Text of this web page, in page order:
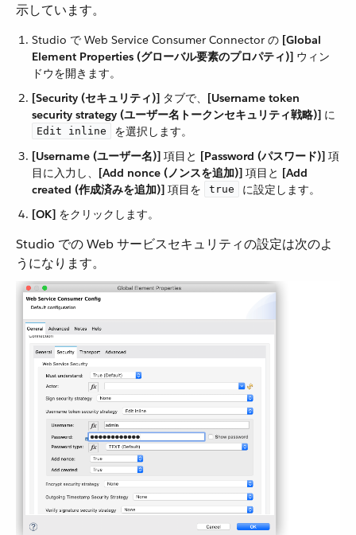
示しています。
Studio で Web Service Consumer Connector の ​ [Global
Element Properties (グローバル要素のプロパティ)] ​ ウィン
ドウを開きます。
[Security (セキュリティ)] ​ タブで、​ [Username token
security strategy (ユーザー名トークンセキュリティ戦略)] ​ に ​
Edit inline
​ を選択します。
[Username (ユーザー名)] ​ 項目と ​ [Password (パスワード)] ​ 項
目に入力し、​ [Add nonce (ノンスを追加)] ​ 項目と ​ [Add
created (作成済みを追加)] ​ 項目を ​ true
​ に設定します。
[OK] ​ をクリックします。
Studio での Web サービスセキュリティの設定は次のよ
うになります。